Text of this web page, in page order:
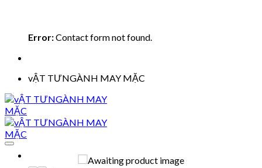
Error:Contact form not found.
vẬT TƯNGÀNH MAY MẶC